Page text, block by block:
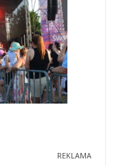
REKLAMA